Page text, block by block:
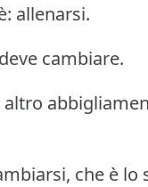
allenarsi.
cambiare.
altro
che è lo